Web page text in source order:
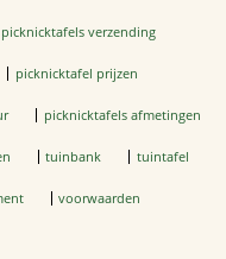
picknicktafels verzending
picknicktafel prijzen
picknicktafels afmetingen
tuinbank tuintafel
voorwaarden